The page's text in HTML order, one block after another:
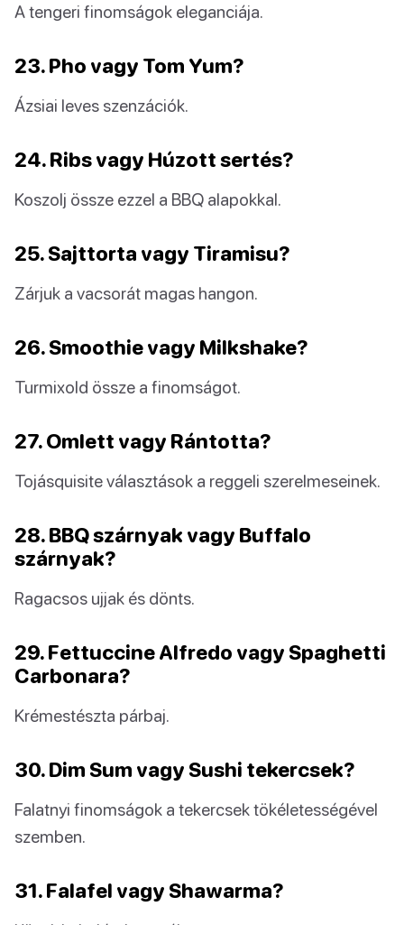
A tengeri finomságok eleganciája.
23. Pho vagy Tom Yum?
Ázsiai leves szenzációk.
24. Ribs vagy Húzott sertés?
Koszolj össze ezzel a BBQ alapokkal.
25. Sajttorta vagy Tiramisu?
Zárjuk a vacsorát magas hangon.
26. Smoothie vagy Milkshake?
Turmixold össze a finomságot.
27. Omlett vagy Rántotta?
Tojásquisite választások a reggeli szerelmeseinek.
28. BBQ szárnyak vagy Buffalo
szárnyak?
Ragacsos ujjak és dönts.
29. Fettuccine Alfredo vagy Spaghetti
Carbonara?
Krémestészta párbaj.
30. Dim Sum vagy Sushi tekercsek?
Falatnyi finomságok a tekercsek tökéletességével
szemben.
31. Falafel vagy Shawarma?